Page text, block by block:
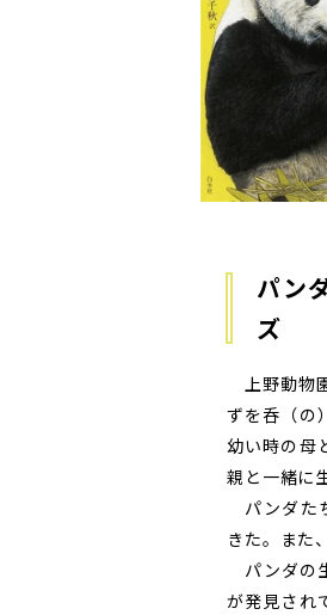
パン
ズ
上野動物
ずを呑（の
幼い時の母
親と一緒に
パンダた
きた。また
パンダの
が発見され